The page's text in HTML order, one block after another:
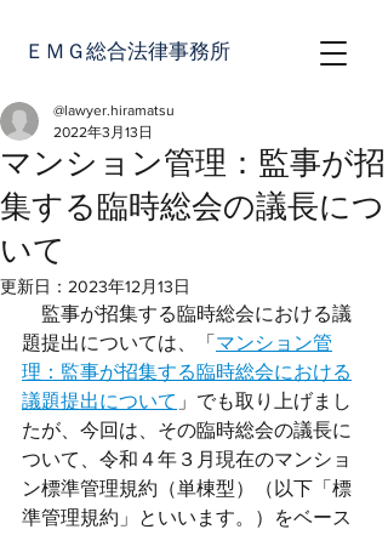
ＥＭＧ総合法律事務所
マンション管理：監事が招
集する臨時総会の議長につ
いて
@lawyer.hiramatsu
2022年3月13日
更新日： 2023年12月13日
監事が招集する臨時総会における議
題提出については、「 マンション管
理：監事が招集する臨時総会における
議題提出について 」でも取り上げまし
たが、今回は、その臨時総会の議長に
ついて、令和４年３月現在のマンショ
ン標準管理規約（単棟型）（以下「標
準管理規約」といいます。）をベース